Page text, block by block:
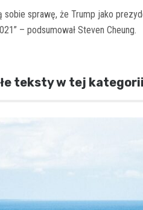
sobie sprawę, że Trump jako
– podsumował Steven Cheung.
teksty w tej kategorii